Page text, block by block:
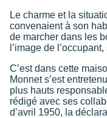
Le charme et la
convenaient à son
de marcher dans les
l’image de
C’est dans cette
Monnet s’est
plus hauts
rédigé avec ses
d’avril 1950, la